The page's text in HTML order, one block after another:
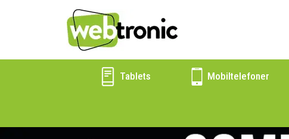
Tablets Mobiltelefoner